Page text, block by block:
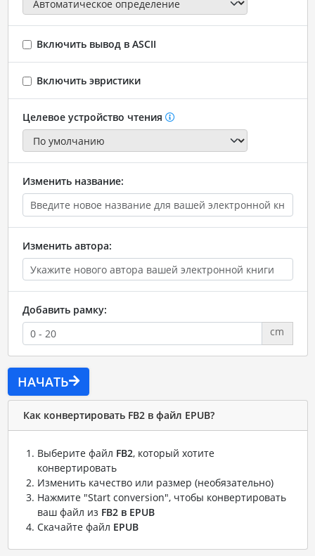
Включить вывод в ASCII
Включить эвристики
Целевое устройство чтения
Изменить название:
Изменить автора:
Добавить рамку:
cm
НАЧАТЬ
Как конвертировать FB2 в файл EPUB?
Выберите файл FB2, который хотите
конвертировать
Изменить качество или размер (необязательно)
Нажмите "Start conversion", чтобы конвертировать
ваш файл из FB2 в EPUB
Скачайте файл EPUB